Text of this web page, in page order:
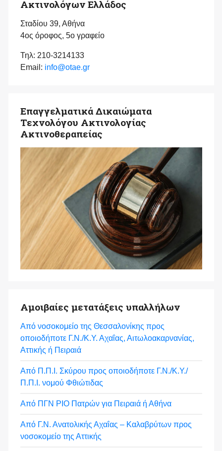
Ακτινολόγων Ελλάδος
Σταδίου 39, Αθήνα
4ος όροφος, 5ο γραφείο
Τηλ: 210-3214133
Email: info@otae.gr
Επαγγελματικά Δικαιώματα
Τεχνολόγου Ακτινολογίας
Ακτινοθεραπείας
Αμοιβαίες μετατάξεις υπαλλήλων
Από νοσοκομείο της Θεσσαλονίκης προς
οποιοδήποτε Γ.Ν./Κ.Υ. Αχαΐας, Αιτωλοακαρνανίας,
Αττικής ή Πειραιά
Από Π.Π.Ι. Σκύρου προς οποιοδήποτε Γ.Ν./Κ.Υ./
Π.Π.Ι. νομού Φθιώτιδας
Από ΠΓΝ ΡΙΟ Πατρών για Πειραιά ή Αθήνα
Από Γ.Ν. Ανατολικής Αχαΐας – Καλαβρύτων προς
νοσοκομείο της Αττικής